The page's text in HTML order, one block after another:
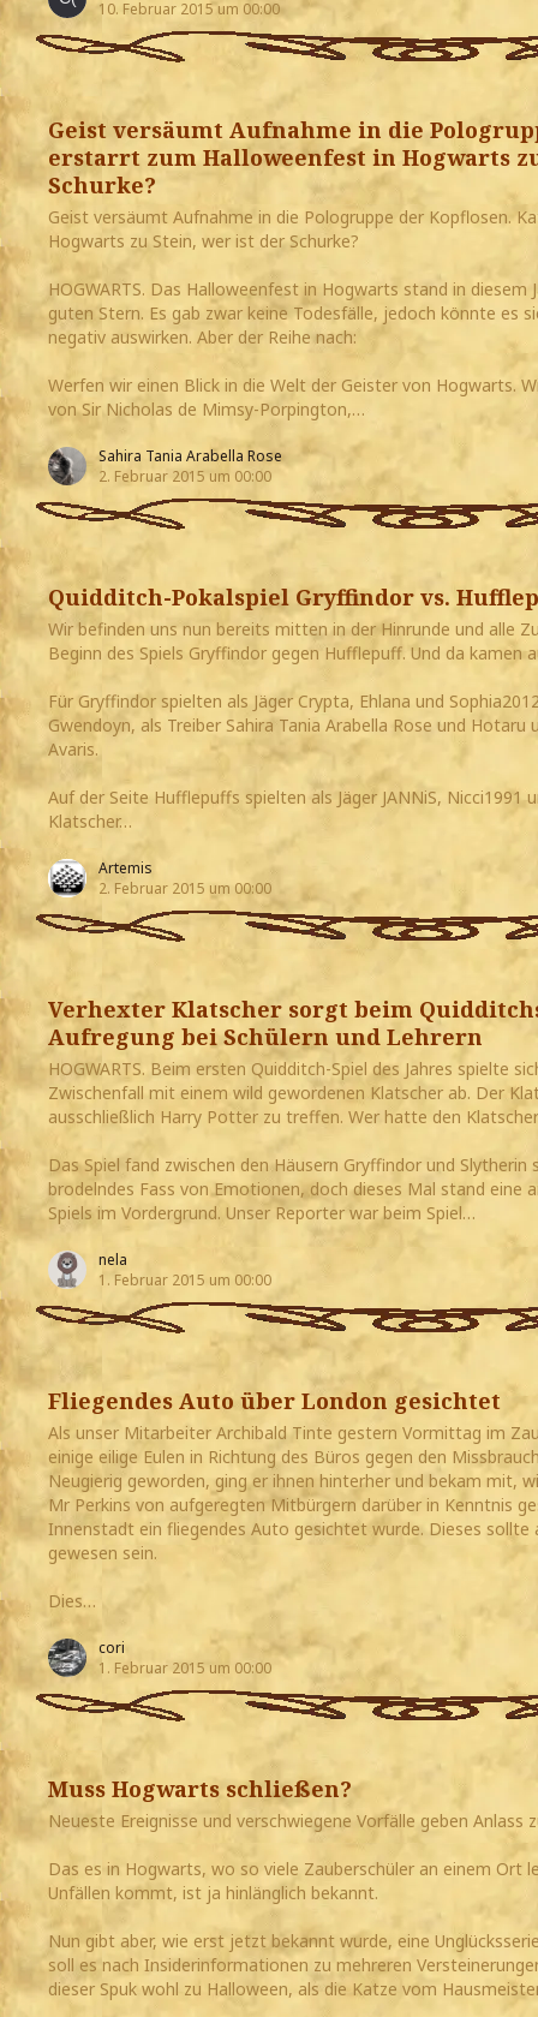
10. Februar 2015 um 00:00
Geist versäumt Aufnahme in die
erstarrt zum Halloweenfest in Hogwarts
Schurke?
Geist versäumt Aufnahme in die Pologruppe der Kopflosen.
Hogwarts zu Stein, wer ist der Schurke?
HOGWARTS. Das Halloweenfest in Hogwarts stand in
guten Stern. Es gab zwar keine Todesfälle, jedoch könnte es
negativ auswirken. Aber der Reihe nach:
Werfen wir einen Blick in die Welt der Geister von Hogwarts.
von Sir Nicholas de Mimsy-Porpington,…
Sahira Tania Arabella Rose
2. Februar 2015 um 00:00
Quidditch-Pokalspiel Gryffindor vs.
Wir befinden uns nun bereits mitten in der Hinrunde und alle
Beginn des Spiels Gryffindor gegen Hufflepuff. Und da kamen
Für Gryffindor spielten als Jäger Crypta, Ehlana und
Gwendoyn, als Treiber Sahira Tania Arabella Rose und
Avaris.
Auf der Seite Hufflepuffs spielten als Jäger JANNiS, Nicci1991
Klatscher…
Artemis
2. Februar 2015 um 00:00
Verhexter Klatscher sorgt beim
Aufregung bei Schülern und Lehrern
HOGWARTS. Beim ersten Quidditch-Spiel des Jahres spielte
Zwischenfall mit einem wild gewordenen Klatscher ab. Der
ausschließlich Harry Potter zu treffen. Wer hatte den
Das Spiel fand zwischen den Häusern Gryffindor und
brodelndes Fass von Emotionen, doch dieses Mal stand eine
Spiels im Vordergrund. Unser Reporter war beim Spiel…
nela
1. Februar 2015 um 00:00
Fliegendes Auto über London gesichtet
Als unser Mitarbeiter Archibald Tinte gestern Vormittag im
einige eilige Eulen in Richtung des Büros gegen den
Neugierig geworden, ging er ihnen hinterher und bekam mit,
Mr Perkins von aufgeregten Mitbürgern darüber in Kenntnis
Innenstadt ein fliegendes Auto gesichtet wurde. Dieses sollte
gewesen sein.
Dies…
cori
1. Februar 2015 um 00:00
Muss Hogwarts schließen?
Neueste Ereignisse und verschwiegene Vorfälle geben Anlass
Das es in Hogwarts, wo so viele Zauberschüler an einem Ort
Unfällen kommt, ist ja hinlänglich bekannt.
Nun gibt aber, wie erst jetzt bekannt wurde, eine
soll es nach Insiderinformationen zu mehreren
dieser Spuk wohl zu Halloween, als die Katze vom